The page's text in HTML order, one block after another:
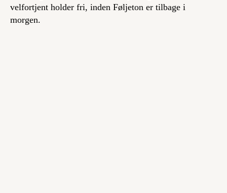
velfortjent holder fri, inden Føljeton er tilbage i
morgen.